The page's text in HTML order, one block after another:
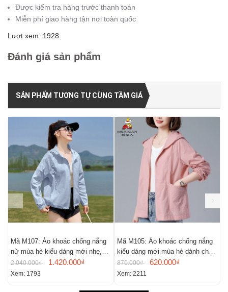
Được kiểm tra hàng trước thanh toán
Miễn phí giao hàng tận nơi toàn quốc
Lượt xem: 1928
Đánh giá sản phẩm
SẢN PHẨM TƯƠNG TỰ CÙNG TẦM GIÁ
Mã M107: Áo khoác chống nắng
nữ mùa hè kiểu dáng mới nhẹ,
thoáng khí,
2.040.000₫ 1.420.000₫
Xem: 1793
Mã M105: Áo khoác chống nắng
kiểu dáng mới mùa hè dành cho
nữ
870.000₫ 620.000₫
Xem: 2211